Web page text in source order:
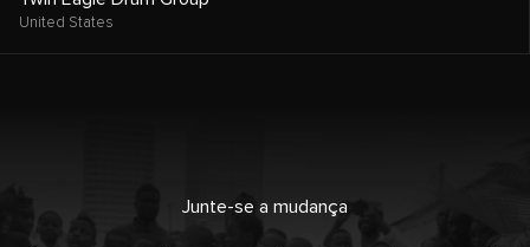
United States
Junte-se a mudança